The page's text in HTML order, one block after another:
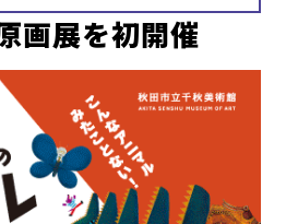
画展を初開催